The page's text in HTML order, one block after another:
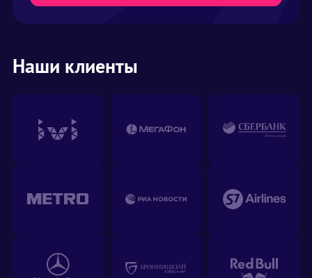
Наши клиенты